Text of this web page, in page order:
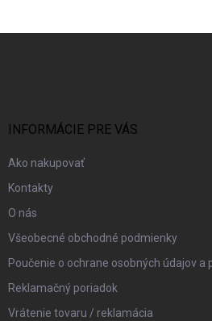
INFORMÁCIE PRE VÁS
Ako nakupovať
Kontakty
O nás
Všeobecné obchodné podmienky
Poučenie o ochrane osobných údajov a
Reklamačný poriadok
Vrátenie tovaru / reklamácia